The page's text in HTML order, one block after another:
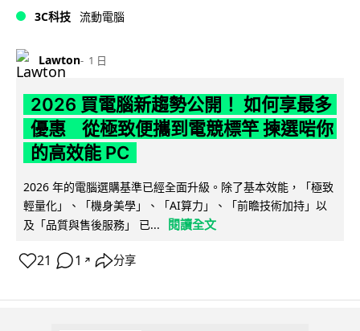
3C科技 流動電腦
Lawton 1 日
2026 買電腦新趨勢公開！ 如何享最多
優惠 從極致便攜到電競標竿 揀選啱你
的高效能 PC
2026 年的電腦選購基準已經全面升級。除了基本效能，「極致
輕量化」、「機身美學」、「AI算力」、「前瞻技術加持」以
及「品質與售後服務」 已...
閱讀全文
21 1 ↗ 分享